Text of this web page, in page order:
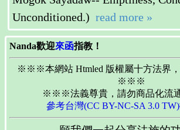
Unconditioned.) read more »
Nanda歡迎來函指教！
※※※本網站 Htmled 版權屬十方法界，
※※※
※※※法義尊貴，請勿商品化
參考台灣(CC BY-NC-SA 3.0